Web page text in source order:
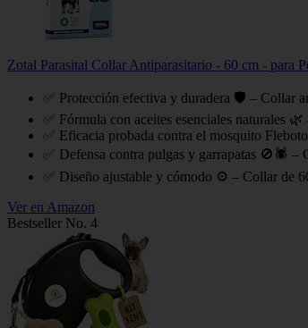
Zotal Parasital Collar Antiparasitario - 60 cm - para
✅ Protección efectiva y duradera 🛡️ – Collar
✅ Fórmula con aceites esenciales naturales
✅ Eficacia probada contra el mosquito
✅ Defensa contra pulgas y garrapatas 🚫🕷️ –
✅ Diseño ajustable y cómodo ⚙️ – Collar de
Ver en Amazon
Bestseller No. 4